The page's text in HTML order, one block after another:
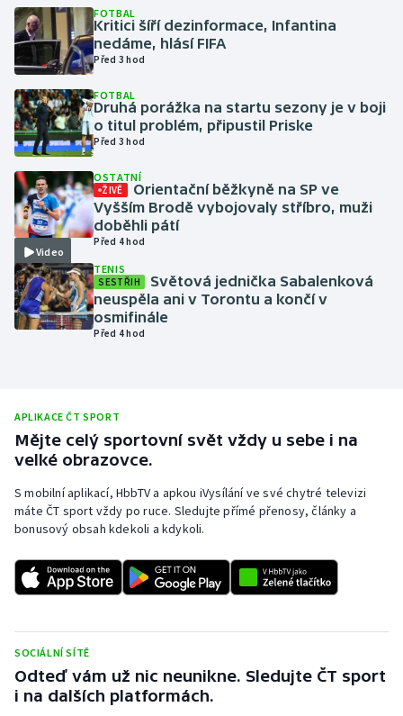
Judo
Krasobruslení
Lezení
Lyže a snowboard
Moderní pětiboj
Motorsport
Olympijské hry
Parasport
Ragby
Rychlobruslení
Rychlostní kanoistika
Short track
Triatlon
FOTBAL
Kritici šíří dezinformace, Infantina
nedáme, hlásí FIFA
Před 3 hod
FOTBAL
Druhá porážka na startu sezony je v boji
o titul problém, připustil Priske
Před 3 hod
Video
OSTATNÍ
ŽIVĚ
Orientační běžkyně na SP ve
Vyšším Brodě vybojovaly stříbro, muži
doběhli pátí
Před 4 hod
TENIS
SESTŘIH
Světová jednička Sabalenková
neuspěla ani v Torontu a končí v
osmifinále
Před 4 hod
APLIKACE ČT SPORT
Mějte celý sportovní svět vždy u sebe i na
velké obrazovce.
S mobilní aplikací, HbbTV a apkou iVysílání ve své chytré televizi
máte ČT sport vždy po ruce. Sledujte přímé přenosy, články a
bonusový obsah kdekoli a kdykoli.
SOCIÁLNÍ SÍTĚ
Odteď vám už nic neunikne. Sledujte ČT sport
i na dalších platformách.